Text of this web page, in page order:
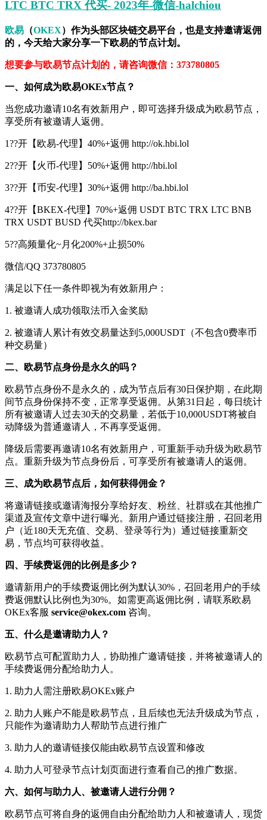
LTC BTC TRX 代买- 2023年-微信-halchiou
欧易 （OKEX）作为头部区块链交易平台，也是支持邀请返佣
的，今天给大家分享一下欧易的节点计划。
想要参与欧易节点计划的，请咨询微信：373780805
一、如何成为欧易OKEx节点？
当您成功邀请10名有效新用户，即可选择升级成为欧易节点，
享受所有被邀请人返佣。
1??开【欧易-代理】40%+返佣 http://ok.hbi.lol
2??开【火币-代理】50%+返佣 http://hbi.lol
3??开【币安-代理】30%+返佣 http://ba.hbi.lol
4??开【BKEX-代理】70%+返佣 USDT BTC TRX LTC BNB
TRX USDT BUSD 代买http://bkex.bar
5??高频量化~月化200%+止损50%
微信/QQ 373780805
满足以下任一条件即视为有效新用户：
1. 被邀请人成功领取法币入金奖励
2. 被邀请人累计有效交易量达到5,000USDT（不包含0费率币
种交易量）
二、欧易节点身份是永久的吗？
欧易节点身份不是永久的，成为节点后有30日保护期，在此期
间节点身份保持不变，正常享受返佣。从第31日起，每日统计
所有被邀请人过去30天的交易量，若低于10,000USDT将被自
动降级为普通邀请人，不再享受返佣。
降级后需要再邀请10名有效新用户，可重新手动升级为欧易节
点。重新升级为节点身份后，可享受所有被邀请人的返佣。
三、成为欧易节点后，如何获得佣金？
将邀请链接或邀请海报分享给好友、粉丝、社群或在其他推广
渠道及宣传文章中进行曝光。新用户通过链接注册，召回老用
户（近180天无充值、交易、登录等行为）通过链接重新交
易，节点均可获得收益。
四、手续费返佣的比例是多少？
邀请新用户的手续费返佣比例为默认30%，召回老用户的手续
费返佣默认比例也为30%。如需更高返佣比例，请联系欧易
OKEx客服 service@okex.com 咨询。
五、什么是邀请助力人？
欧易节点可配置助力人，协助推广邀请链接，并将被邀请人的
手续费返佣分配给助力人。
1. 助力人需注册欧易OKEx账户
2. 助力人账户不能是欧易节点，且后续也无法升级成为节点，
只能作为邀请助力人帮助节点进行推广
3. 助力人的邀请链接仅能由欧易节点设置和修改
4. 助力人可登录节点计划页面进行查看自己的推广数据。
六、如何与助力人、被邀请人进行分佣？
欧易节点可将自身的返佣自由分配给助力人和被邀请人，现货